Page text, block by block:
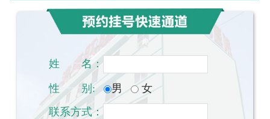
姓 一一 名：
性 一一 别: 男
女
联系方式：